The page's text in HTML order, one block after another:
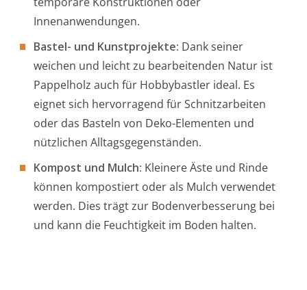
Innenanwendungen.
Bastel- und Kunstprojekte: Dank seiner
weichen und leicht zu bearbeitenden Natur ist
Pappelholz auch für Hobbybastler ideal. Es
eignet sich hervorragend für Schnitzarbeiten
oder das Basteln von Deko-Elementen und
nützlichen Alltagsgegenständen.
Kompost und Mulch: Kleinere Äste und Rinde
können kompostiert oder als Mulch verwendet
werden. Dies trägt zur Bodenverbesserung bei
und kann die Feuchtigkeit im Boden halten.